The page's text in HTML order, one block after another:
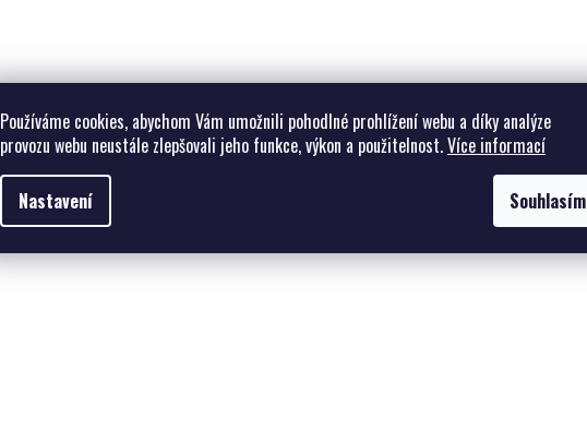
Používáme cookies, abychom Vám umožnili pohodlné prohlížení webu a díky analýze
provozu webu neustále zlepšovali jeho funkce, výkon a použitelnost.Více informací
Nastavení Souhlasím